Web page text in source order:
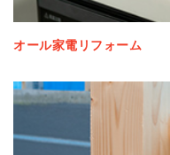
オール家電リフォーム